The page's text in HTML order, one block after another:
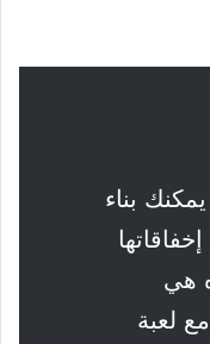
بناء
هي
لعبة